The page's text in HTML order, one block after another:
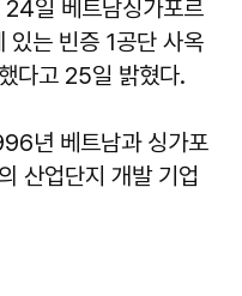
24일 베트남싱가포르
있는 빈증 1공단 사옥
다고 25일 밝혔다.
년 베트남과 싱가포
산업단지 개발 기업